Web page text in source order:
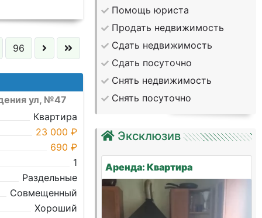
96
ул, №47
Квартира
23 000 ₽
690 ₽
1
Раздельные
Совмещенный
Хороший
Помощь юриста
Продать недвижимость
Сдать недвижимость
Сдать посуточно
Снять недвижимость
Снять посуточно
Эксклюзив
Аренда: Квартира